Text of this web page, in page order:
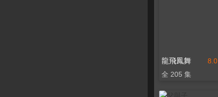
8.0
龍飛鳳舞
全 205 集